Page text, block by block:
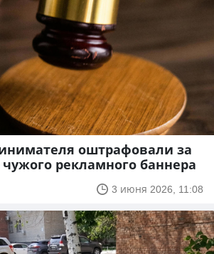
оштрафовали за
рекламного баннера
3 июня 2026, 11:08